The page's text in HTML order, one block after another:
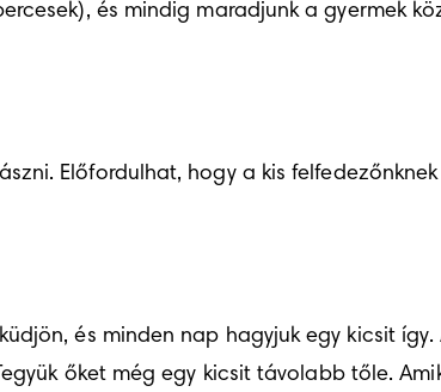
és mindig maradjunk a gyermek
Előfordulhat, hogy a kis
és minden nap hagyjuk egy kicsit
őket még egy kicsit távolabb tőle.